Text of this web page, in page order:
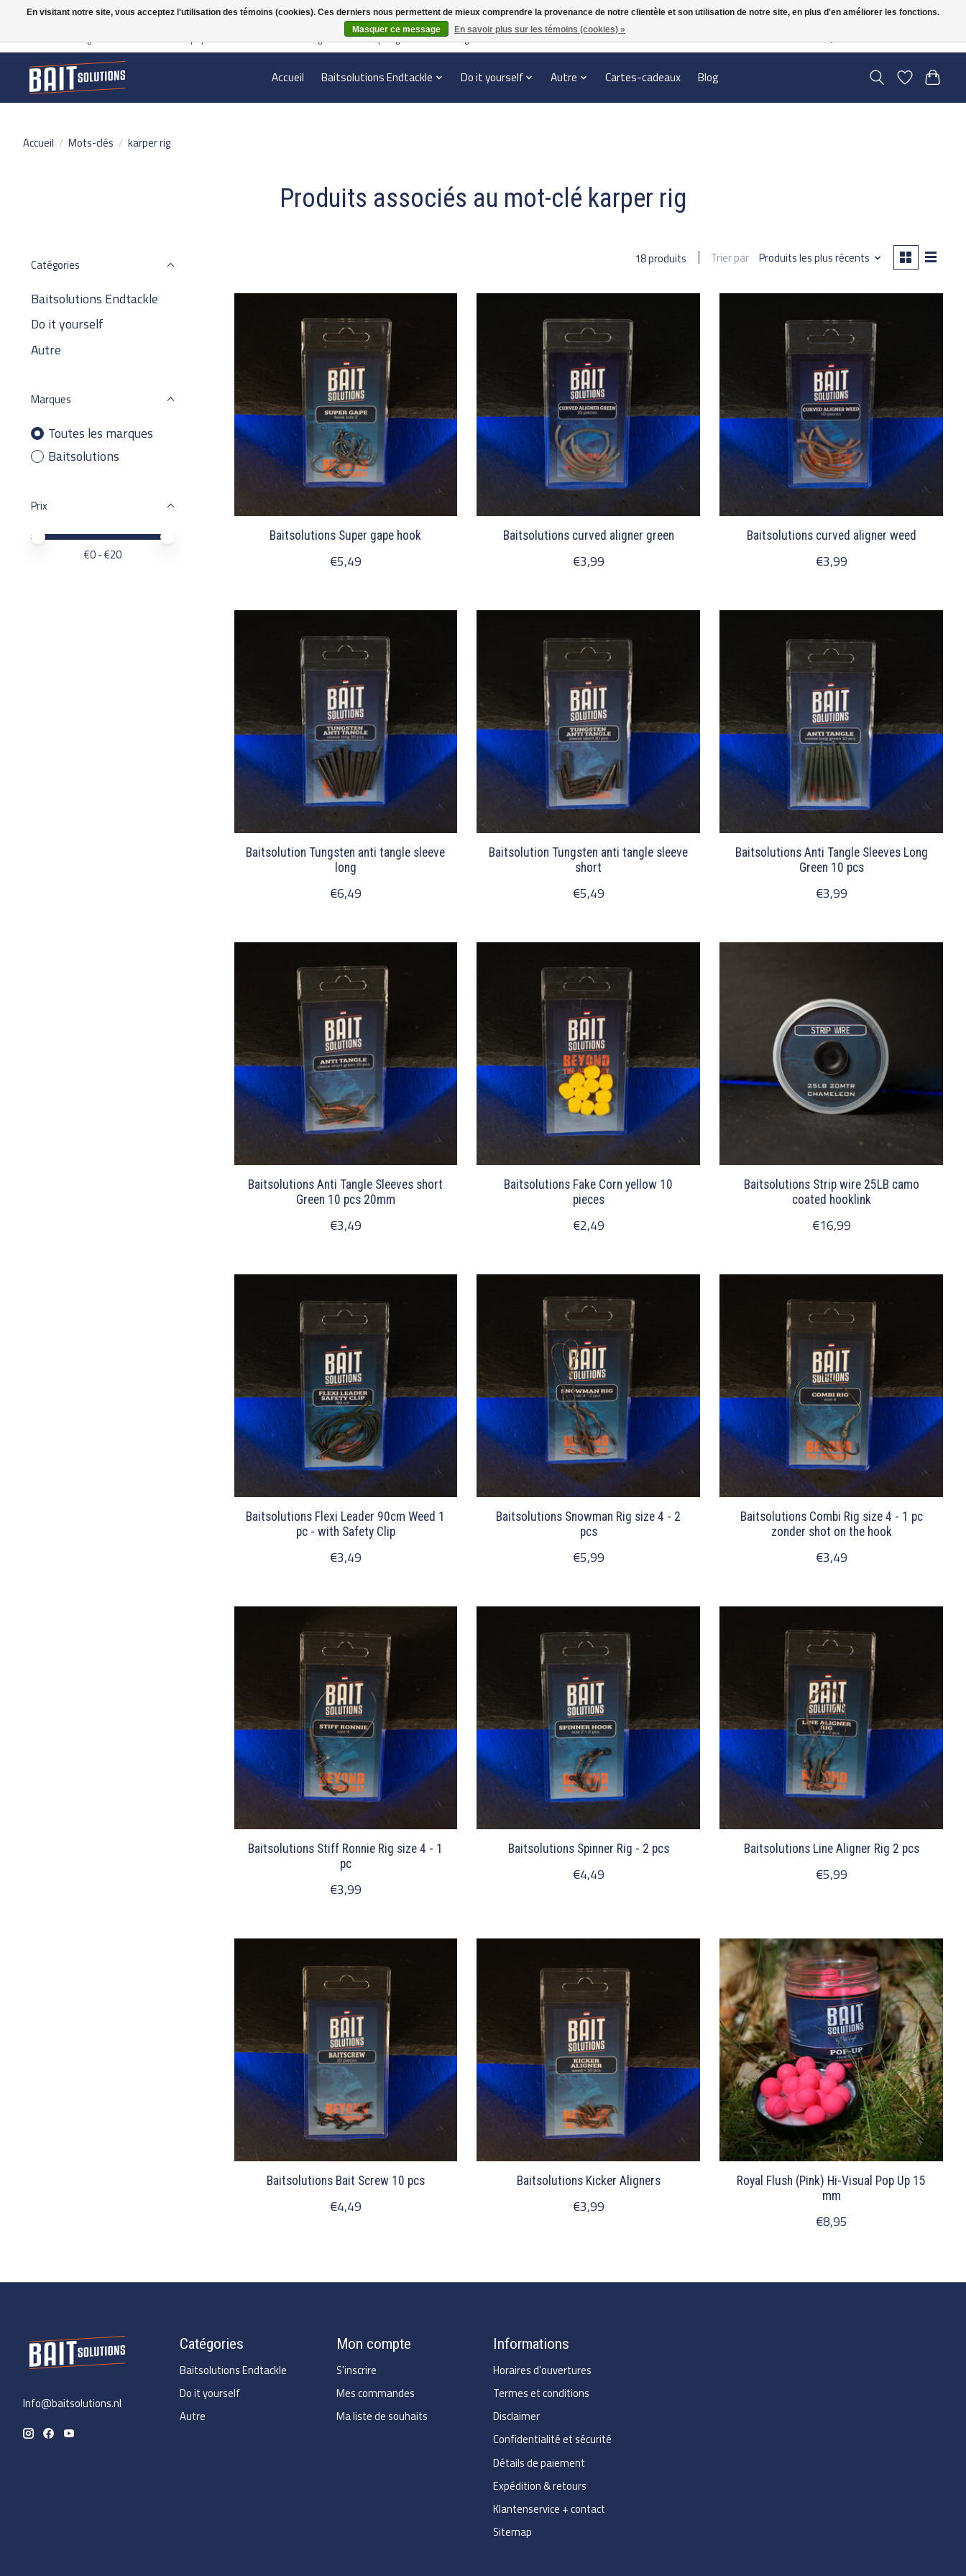
Gratis verzending vanaf 50 euro binnen NL | Op voorraad binnen 2-5 werkdagen verzonden | België vanaf 70 euro gratis verzonden FR S’inscrire / Se connecter
Accueil Baitsolutions Endtackle Do it yourself Autre Cartes-cadeaux Blog
Accueil / Mots-clés / karper rig
Produits associés au mot-clé karper rig
Catégories
Baitsolutions Endtackle
Do it yourself
Autre
Marques
Toutes les marques
Baitsolutions
Prix
Prix minimum
Price maximum value
€0- €20
18 produits Trier par Produits les plus récents
Baitsolutions Super gape hook
€5,49
Baitsolutions curved aligner green
€3,99
Baitsolutions curved aligner weed
€3,99
Baitsolution Tungsten anti tangle sleeve
long
€6,49
Baitsolution Tungsten anti tangle sleeve
short
€5,49
Baitsolutions Anti Tangle Sleeves Long
Green 10 pcs
€3,99
Baitsolutions Anti Tangle Sleeves short
Green 10 pcs 20mm
€3,49
Baitsolutions Fake Corn yellow 10
pieces
€2,49
Baitsolutions Strip wire 25LB camo
coated hooklink
€16,99
Baitsolutions Flexi Leader 90cm Weed 1
pc - with Safety Clip
€3,49
Baitsolutions Snowman Rig size 4 - 2
pcs
€5,99
Baitsolutions Combi Rig size 4 - 1 pc
zonder shot on the hook
€3,49
Baitsolutions Stiff Ronnie Rig size 4 - 1
pc
€3,99
Baitsolutions Spinner Rig - 2 pcs
€4,49
Baitsolutions Line Aligner Rig 2 pcs
€5,99
Baitsolutions Bait Screw 10 pcs
€4,49
Baitsolutions Kicker Aligners
€3,99
Royal Flush (Pink) Hi-Visual Pop Up 15
mm
€8,95
Info@baitsolutions.nl
Catégories
Baitsolutions Endtackle
Do it yourself
Autre
Mon compte
S'inscrire
Mes commandes
Ma liste de souhaits
Informations
Horaires d'ouvertures
Termes et conditions
Disclaimer
Confidentialité et sécurité
Détails de paiement
Expédition & retours
Klantenservice + contact
Sitemap
En visitant notre site, vous acceptez l'utilisation des témoins (cookies). Ces derniers nous permettent de mieux comprendre la provenance de notre clientèle et son utilisation de notre site, en plus d'en améliorer les fonctions.
Masquer ce message
En savoir plus sur les témoins (cookies) »